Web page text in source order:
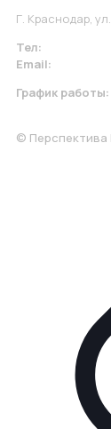
Г. Краснодар,
Тел:
Email:
График работы:
© Перспектива